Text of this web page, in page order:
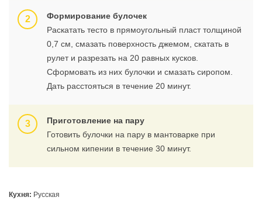
Формирование булочек
Раскатать тесто в прямоугольный пласт толщиной
0,7 см, смазать поверхность джемом, скатать в
рулет и разрезать на 20 равных кусков.
Сформовать из них булочки и смазать сиропом.
Дать расстояться в течение 20 минут.
Приготовление на пару
Готовить булочки на пару в мантоварке при
сильном кипении в течение 30 минут.
Кухня: Русская